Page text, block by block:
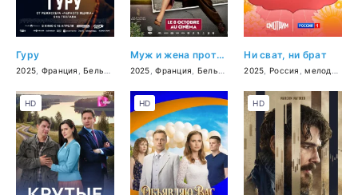
Гуру
2025 Франция ,Бельгия триллер
Муж и жена против будущего
2025 ,Франция Бельгия комедия
Ни сват, ни брат
2025 Россия ,мелодрама
HD HD HD